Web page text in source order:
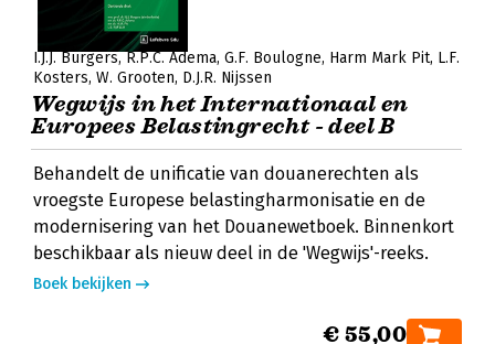
I.J.J. Burgers R.P.C. Adema G.F. Boulogne Harm Mark Pit L.F.
Kosters W. Grooten D.J.R. Nijssen
Wegwijs in het Internationaal en
Europees Belastingrecht - deel B
Behandelt de unificatie van douanerechten als
vroegste Europese belastingharmonisatie en de
modernisering van het Douanewetboek. Binnenkort
beschikbaar als nieuw deel in de 'Wegwijs'-reeks.
Boek bekijken
€ 55,00